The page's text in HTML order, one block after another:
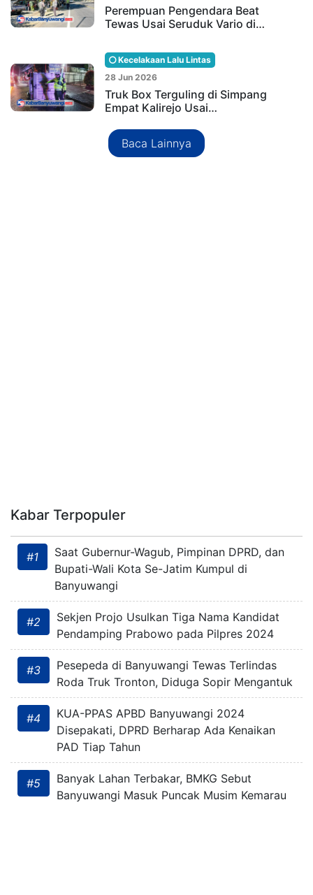
Perempuan Pengendara Beat
Tewas Usai Seruduk Vario di…
Kecelakaan Lalu Lintas
28 Jun 2026
Truk Box Terguling di Simpang
Empat Kalirejo Usai…
Baca Lainnya
Kabar Terpopuler
#1
Saat Gubernur-Wagub, Pimpinan DPRD, dan
Bupati-Wali Kota Se-Jatim Kumpul di
Banyuwangi
#2
Sekjen Projo Usulkan Tiga Nama Kandidat
Pendamping Prabowo pada Pilpres 2024
#3
Pesepeda di Banyuwangi Tewas Terlindas
Roda Truk Tronton, Diduga Sopir Mengantuk
#4
KUA-PPAS APBD Banyuwangi 2024
Disepakati, DPRD Berharap Ada Kenaikan
PAD Tiap Tahun
#5
Banyak Lahan Terbakar, BMKG Sebut
Banyuwangi Masuk Puncak Musim Kemarau